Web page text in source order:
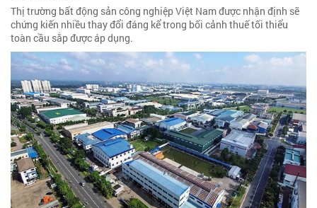
Thị trường bất động sản công nghiệp Việt Nam được nhận định sẽ
chứng kiến nhiều thay đổi đáng kể trong bối cảnh thuế tối thiểu
toàn cầu sắp được áp dụng.